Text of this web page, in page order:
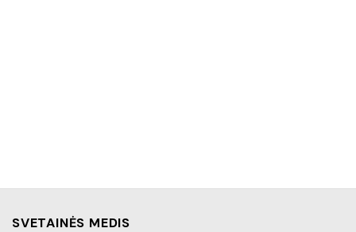
SVETAINĖS MEDIS